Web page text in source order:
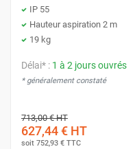
IP 55
Hauteur aspiration 2 m
19 kg
Délai* : 1 à 2 jours ouvrés
* généralement constaté
713,00 €HT
627,44 € HT
soit 752,93 € TTC